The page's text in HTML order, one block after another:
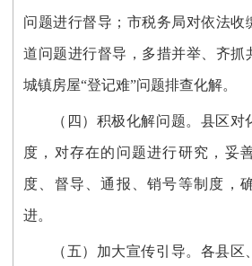
问题进行督导；市税务局对依法收
道问题进行督导， 多措并举、齐抓
城镇房屋“登记难”问题排查化解。
（四） 积极化解问题。 县区对
度，对存在的问题进行研究，妥
度、督导、通报、销号等制度 ，
进。
（五）加大宣传引导。 各县区